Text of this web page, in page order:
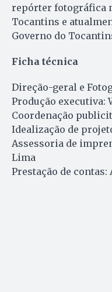
repórter fotográfica
Tocantins e
Governo do
Ficha técnica
Direção-geral e
Produção executiva:
Coordenação
Idealização de
Assessoria de
Lima
Prestação de contas: